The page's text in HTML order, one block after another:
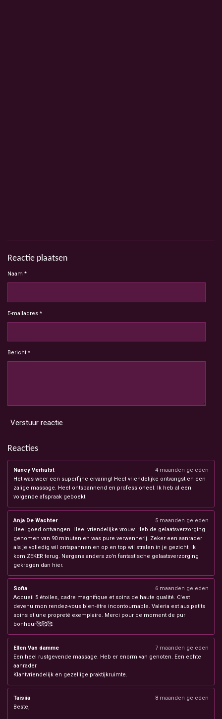
Reactie plaatsen
Naam *
E-mailadres *
Bericht *
Verstuur reactie
Reacties
Nancy Verhulst
4 maanden geleden
Het was weer een superfijne ervaring! Heel vriendelijke ontvangst en een
zalige massage. Heel ontspannend en professioneel. Ik heb al een
volgende afspraak geboekt.
Anja De Wachter
5 maanden geleden
Heel goed ontvangen. Heel vriendelijke vrouw. Heb de gelaatsverzorging
genomen van 90 minuten en was pure verwennerij. Zeker een aanrader
als je volledig wil ontspannen en op en top wil stralen in je gezicht. Ik
kom ZEKER terug. Nergens anders zo'n fantastische gelaatsverzorging
gekregen dan hier.
Sofia
6 maanden geleden
Accueil 5 étoiles, cadre magnifique et soins de haute qualité. C'est
devenu mon rendez-vous bien-être incontournable. Valeria est aux petits
soins et une propreté exemplaire. Merci pour ce moment de pur
bonheur🥰🥰🥰
Ellen Van damme
7 maanden geleden
Een heel rustgevende massage. Heb er enorm van genoten. Een echte
aanrader
Klantvriendelijk en gezellige praktijkruimte.
Taisiia
8 maanden geleden
Beste,